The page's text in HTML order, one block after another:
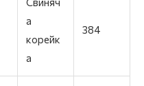
а
корейк
а
384